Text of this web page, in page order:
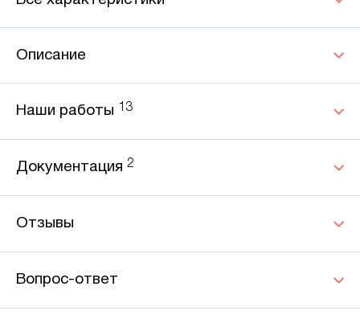
Описание
Наши работы 13
Документация 2
Отзывы
Вопрос-ответ